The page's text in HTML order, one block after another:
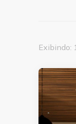
Exibindo: